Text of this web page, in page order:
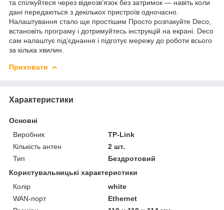
та спілкуйтеся через відеозв’язок без затримок — навіть коли
дані передаються з декількох пристроїв одночасно.
Налаштування стало ще простішим Просто розпакуйте Deco,
встановіть програму і дотримуйтесь інструкцій на екрані. Deco
сам налаштує під’єднання і підготує мережу до роботи всього
за кілька хвилин.
Приховати
Характеристики
Основні
Виробник
TP-Link
Кількість антен
2 шт.
Тип
Бездротовий
Користувальницькі характеристики
Колір
white
WAN-порт
Ethernet